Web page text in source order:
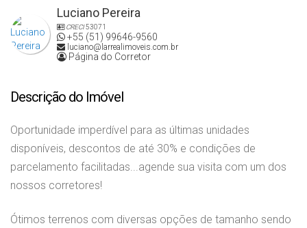
Luciano Pereira
CRECI53071
+55 (51) 99646-9560
luciano@larrealimoveis.com.br
Página do Corretor
Descrição do Imóvel
Oportunidade imperdível para as últimas unidades
disponíveis, descontos de até 30% e condições de
parcelamento facilitadas...agende sua visita com um dos
nossos corretores!
Ótimos terrenos com diversas opções de tamanho sendo